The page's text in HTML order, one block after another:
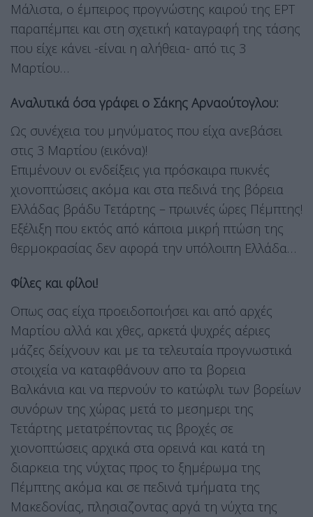
Μάλιστα, ο έμπειρος προγνώστης καιρού της ΕΡΤ
παραπέμπει και στη σχετική καταγραφή της τάσης
που είχε κάνει -είναι η αλήθεια- από τις 3
Μαρτίου…
Αναλυτικά όσα γράφει ο Σάκης Αρναούτογλου:
Ως συνέχεια του μηνύματος που είχα ανεβάσει
στις 3 Μαρτίου (εικόνα)!
Επιμένουν οι ενδείξεις για πρόσκαιρα πυκνές
χιονοπτώσεις ακόμα και στα πεδινά της βόρεια
Ελλάδας βράδυ Τετάρτης – πρωινές ώρες Πέμπτης!
Εξέλιξη που εκτός από κάποια μικρή πτώση της
θερμοκρασίας δεν αφορά την υπόλοιπη Ελλάδα…
Φίλες και φίλοι!
Οπως σας είχα προειδοποιήσει και από αρχές
Μαρτίου αλλά και χθες, αρκετά ψυχρές αέριες
μάζες δείχνουν και με τα τελευταία προγνωστικά
στοιχεία να καταφθάνουν απο τα βορεια
Βαλκάνια και να περνούν το κατώφλι των βορείων
συνόρων της χώρας μετά το μεσημερι της
Τετάρτης μετατρέποντας τις βροχές σε
χιονοπτώσεις αρχικά στα ορεινά και κατά τη
διαρκεια της νύχτας προς το ξημέρωμα της
Πέμπτης ακόμα και σε πεδινά τμήματα της
Μακεδονίας, πλησιαζοντας αργά τη νύχτα της